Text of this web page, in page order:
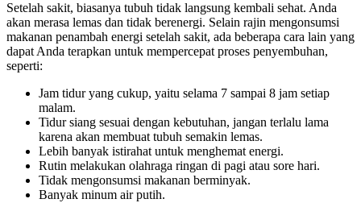
Setelah sakit, biasanya tubuh tidak langsung kembali sehat. Anda
akan merasa lemas dan tidak berenergi. Selain rajin mengonsumsi
makanan penambah energi setelah sakit, ada beberapa cara lain yang
dapat Anda terapkan untuk mempercepat proses penyembuhan,
seperti:
Jam tidur yang cukup, yaitu selama 7 sampai 8 jam setiap
malam.
Tidur siang sesuai dengan kebutuhan, jangan terlalu lama
karena akan membuat tubuh semakin lemas.
Lebih banyak istirahat untuk menghemat energi.
Rutin melakukan olahraga ringan di pagi atau sore hari.
Tidak mengonsumsi makanan berminyak.
Banyak minum air putih.